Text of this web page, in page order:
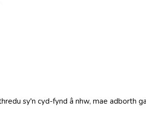
sy'n cyd-fynd â nhw, mae adborth